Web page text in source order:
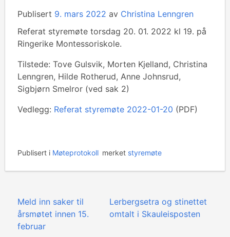
Publisert 9. mars 2022 av Christina Lenngren
Referat styremøte torsdag 20. 01. 2022 kl 19. på
Ringerike Montessoriskole.
Tilstede: Tove Gulsvik, Morten Kjelland, Christina
Lenngren, Hilde Rotherud, Anne Johnsrud,
Sigbjørn Smelror (ved sak 2)
Vedlegg: Referat styremøte 2022-01-20 (PDF)
Publisert i Møteprotokoll merket styremøte
Innleggsnavigasjon
Meld inn saker til
årsmøtet innen 15.
februar
Lerbergsetra og stinettet
omtalt i Skauleisposten